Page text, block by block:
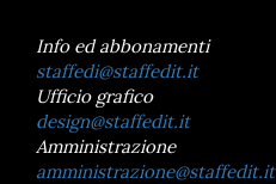
Info ed abbonamenti
staffedi@staffedit.it
Ufficio grafico
design@staffedit.it
Amministrazione
amministrazione@staffedit.it